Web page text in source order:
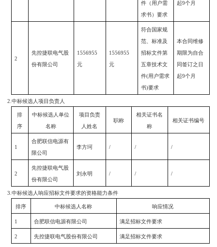
件（用户需
求书）要求
起9个月
2
先控捷联电气股
份有限公司
1556955
元
1556955
元
符合国家规
范、标准及
招标文件第
五章技术文
件(用户需求
书)要求
本合同维修
期限为自合
同签订之日
起9个月
2. 中标候选人项目负责人
排
序
中标候选人单位
名称
项目负责
人姓名
职称
相关证书名
称
相关证书编号
1
合肥联信电源有
限公司
李方珂 / / /
2
先控捷联电气股
份有限公司
刘永明 / / /
3. 中标候选人响应招标文件要求的资格能力条件
排序 中标候选人名称 响应情况
1 合肥联信电源有限公司 满足招标文件要求
2 先控捷联电气股份有限公司 满足招标文件要求